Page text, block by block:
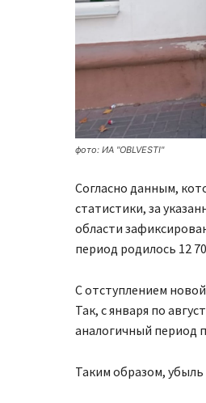
фото: ИА "OBLVESTI"
Согласно данным,
статистики, за
области
период родилось 12
С отступлением
Так, с января по
аналогичный период
Таким образом, убыль